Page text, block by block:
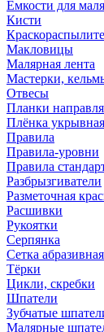
Емкости для
Кисти
Макловицы
Малярная лента
Мастерки,
Отвесы
Планки
Плёнка укрывная
Правила
Правила-уровни
Правила
Разбрызгиватели
Разметочная
Расшивки
Рукоятки
Серпянка
Сетка абразивная
Тёрки
Цикли, скребки
Шпатели
Зубчатые
Малярные